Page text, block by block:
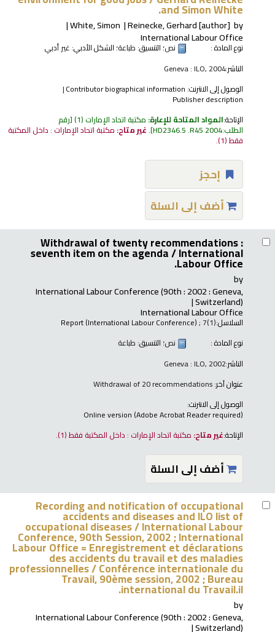
and Simon White.
by
Reinecke, Gerhard[author]
White, Simon
International Labour Office
نوع المادة : نص؛ التنسيق: طباعة؛ الشكل الأدبي: غير أدبي
الناشر:Geneva : ILO, 2004
الوصول إلى الانترنت: Contributor biographical information
Publisher description
الإتاحة:المواد المتاحة للإعارة: مكتبة اتحاد الإمارات (1) رقم
الطلب:HD2346.5 .R45 2004
.غير متاح: مكتبة اتحاد الإمارات : داخل المكتبة
فقط(1).
إحجز
أضف إلى السلة
Withdrawal of twenty recommendations :
seventh item on the agenda /International
Labour Office.
by
International Labour Conference(90th : 2002 : Geneva,
Switzerland)
International Labour Office
السلاسل: Report (International Labour Conference); 7(1)
نوع المادة :
نص؛ التنسيق: طباعة
الناشر:Geneva : ILO, 2002
عنوان آخر:Withdrawal of 20 recommendations
الوصول إلى الانترنت:
Online version (Adobe Acrobat Reader required)
الإتاحة:غير متاح: مكتبة اتحاد الإمارات : داخل المكتبة فقط(1).
أضف إلى السلة
Recording and notification of occupational
accidents and diseases and ILO list of
occupational diseases /International Labour
Conference, 90th Session, 2002 ; International
Labour Office = Enregistrement et déclarations
des accidents du travail et des maladies
professionnelles / Conférence internationale du
Travail, 90ème session, 2002 ; Bureau
international du Travail.il.
by
International Labour Conference(90th : 2002 : Geneva,
Switzerland)